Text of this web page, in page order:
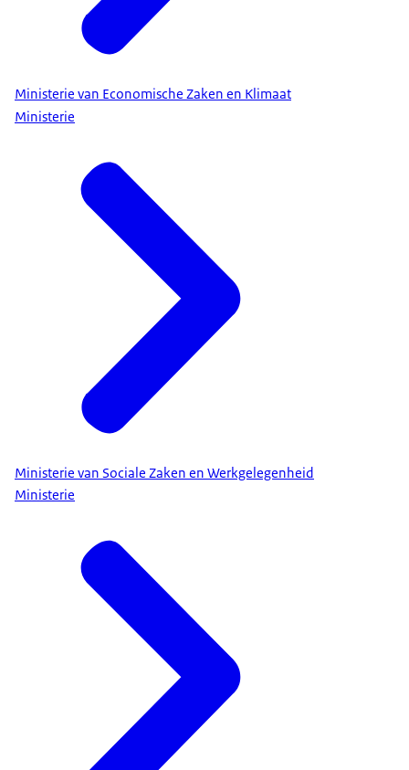
Ministerie van Economische Zaken en Klimaat
Ministerie
Ministerie van Sociale Zaken en Werkgelegenheid
Ministerie